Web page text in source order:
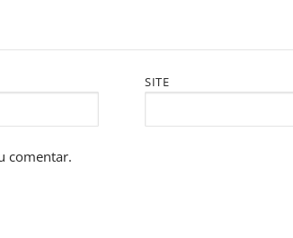
SITE
comentar.